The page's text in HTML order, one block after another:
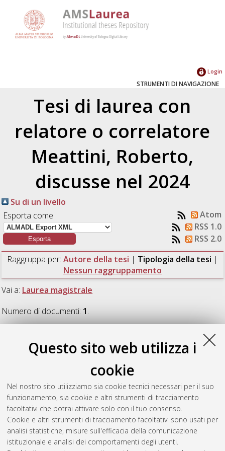
Questo sito web utilizza i
cookie
Nel nostro sito utilizziamo sia cookie tecnici necessari per il suo
funzionamento, sia cookie e altri strumenti di tracciamento
facoltativi che potrai attivare solo con il tuo consenso.
Cookie e altri strumenti di tracciamento facoltativi sono usati per
analisi statistiche, misure sull'efficacia della comunicazione
istituzionale e analisi dei comportamenti degli utenti.
Login
STRUMENTI DI NAVIGAZIONE
Tesi di laurea con
relatore o correlatore
Meattini, Roberto,
discusse nel 2024
Su di un livello
Esporta come
Atom
RSS 1.0
RSS 2.0
Raggruppa per: Autore della tesi | Tipologia della tesi |
Nessun raggruppamento
Vai a: Laurea magistrale
Numero di documenti: 1.
Laurea magistrale
Learning Robotic Manipulation Tasks
magistrale], Università di Bologna, Corso di Studio in
Automation engineering / ingegneria dell’automazione [LM-
DM270], Documento ad accesso riservato.
Questa lista e' stata generata ilMon Aug 10 11:11:22 2026